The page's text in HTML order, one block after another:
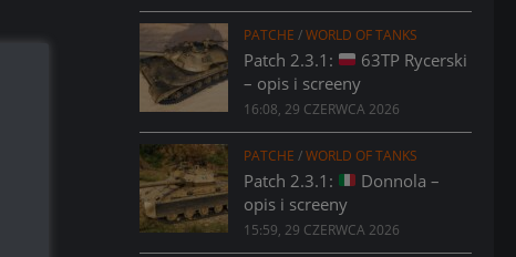
PATCHE /WORLD OF TANKS
Patch 2.3.1:
63TP Rycerski
– opis i screeny
16:08, 29 CZERWCA 2026
PATCHE /WORLD OF TANKS
Patch 2.3.1:
Donnola –
opis i screeny
15:59, 29 CZERWCA 2026